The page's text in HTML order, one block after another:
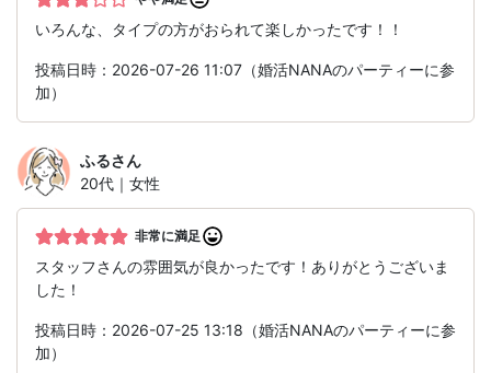
いろんな、タイプの方がおられて楽しかったです！！
投稿日時：2026-07-26 11:07（婚活NANAのパーティーに参
加）
ふるさん
20代｜女性
非常に満足
スタッフさんの雰囲気が良かったです！ありがとうございま
した！
投稿日時：2026-07-25 13:18（婚活NANAのパーティーに参
加）